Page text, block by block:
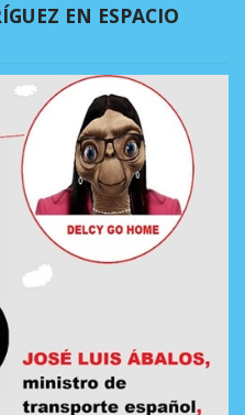
EN ESPACIO